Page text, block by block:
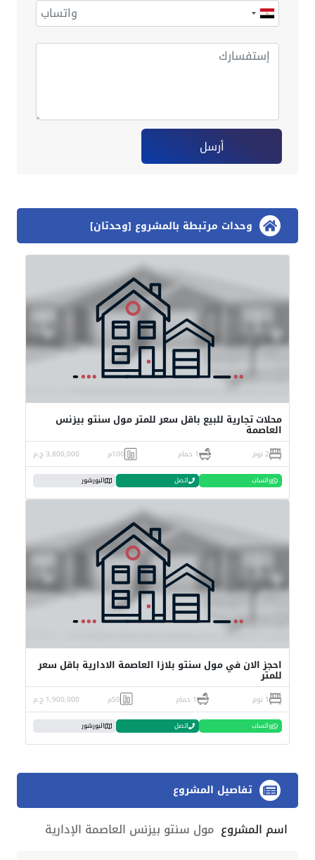
أرسل
وحدات مرتبطة بالمشروع [وحدتان]
محلات تجارية للبيع باقل سعر للمتر مول سنتو بيزنس
العاصمة
2 نوم 1 حمام 100م 3,800,000 ج.م
واتساب اتصل البورشور
احجز الان في مول سنتو بلازا العاصمة الادارية باقل سعر
للمتر
1 نوم 1 حمام 50م 1,900,000 ج.م
واتساب اتصل البورشور
تفاصيل المشروع
اسم المشروع مول سنتو بيزنس العاصمة الإدارية